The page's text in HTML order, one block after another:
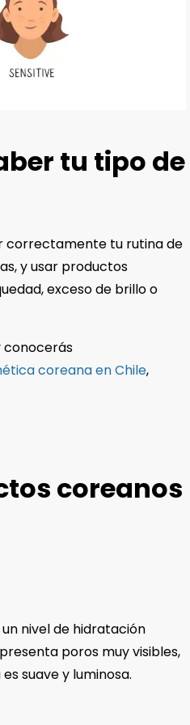
tu tipo de
correctamente tu rutina de
y usar productos
exceso de brillo o
conocerás
coreana en Chile,
coreanos
nivel de hidratación
poros muy visibles,
suave y luminosa.